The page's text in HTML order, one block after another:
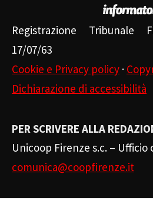
Registrazione Tribunale
17/07/63
Cookie e Privacy policy ·
Dichiarazione di accessibilità
PER SCRIVERE ALLA
Unicoop Firenze s.c. – Ufficio
comunica@coopfirenze.it